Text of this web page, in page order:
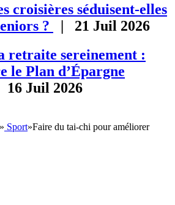
croisières séduisent-elles
?
| 21 Juil 2026
retraite sereinement :
le Plan d’Épargne
Juil 2026
» Sport»Faire du tai-chi pour améliorer